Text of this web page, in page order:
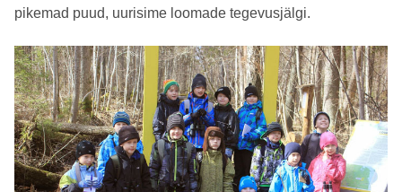
pikemad puud, uurisime loomade tegevusjälgi.